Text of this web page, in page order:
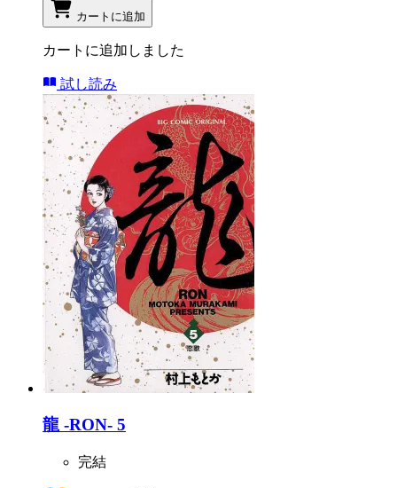
カートに追加
カートに追加しました
試し読み
龍 -RON- 5
完結